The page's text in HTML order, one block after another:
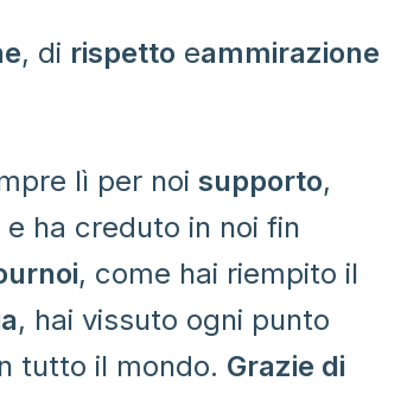
, di rispetto eammirazione
lì per noisupporto,
e ha creduto in noi fin
, come hai riempito il
, hai vissuto ogni punto
tutto il mondo. Grazie di